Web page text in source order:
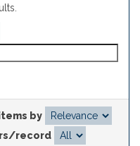
by
record